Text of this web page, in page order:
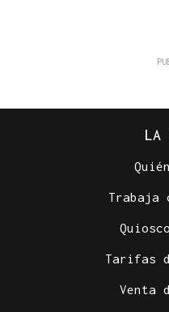
LA
Trabaja
Tarifas
Venta